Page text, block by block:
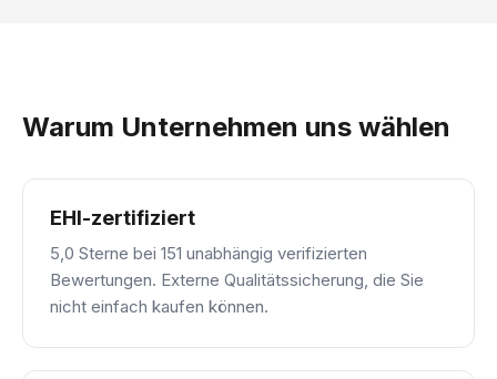
Warum Unternehmen uns wählen
EHI-zertifiziert
5,0 Sterne bei 151 unabhängig verifizierten
Bewertungen. Externe Qualitätssicherung, die Sie
nicht einfach kaufen können.